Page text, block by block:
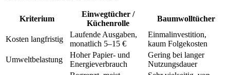
Kriterium
Einwegtücher /
Küchenrolle
Baumwolltücher
Kosten langfristig
Laufende Ausgaben,
monatlich 5–15 €
Einmalinvestition,
kaum Folgekosten
Umweltbelastung
Hoher Papier- und
Energieverbrauch
Gering bei langer
Nutzungsdauer